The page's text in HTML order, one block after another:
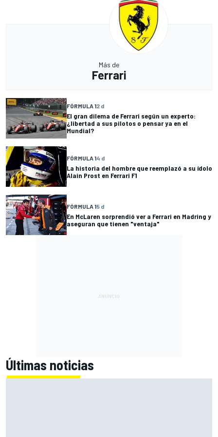
Más de
Ferrari
FÓRMULA 12 d
El gran dilema de Ferrari según un experto:
¿libertad a sus pilotos o pensar ya en el
Mundial?
FÓRMULA 14 d
La historia del hombre que reemplazó a su ídolo
Alain Prost en Ferrari F1
FÓRMULA 15 d
En McLaren sorprendió ver a Ferrari en Madring y
aseguran que tienen "ventaja"
Últimas noticias